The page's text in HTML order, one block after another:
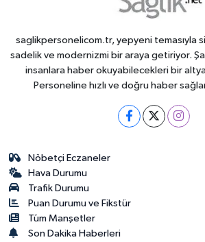
saglikpersonelicom.tr, yepyeni temasıyla
sadelik ve modernizmi bir araya getiriyor.
insanlara haber okuyabilecekleri bir
Personeline hızlı ve doğru haber
Nöbetçi Eczaneler
Hava Durumu
Trafik Durumu
Puan Durumu ve Fikstür
Tüm Manşetler
Son Dakika Haberleri